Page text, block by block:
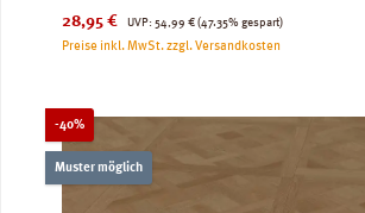
Verkaufspreis:
28,95 € UVP:
Regulärer Preis:
54,99 € (47.35% gespart)
Preise inkl. MwSt. zzgl. Versandkosten
-40%Rabatt
Muster möglich